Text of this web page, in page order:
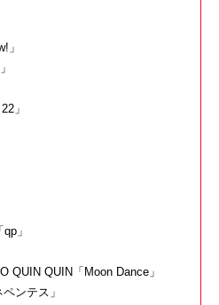
」
」
」
QUIN QUIN「Moon Dance」
ンテス」